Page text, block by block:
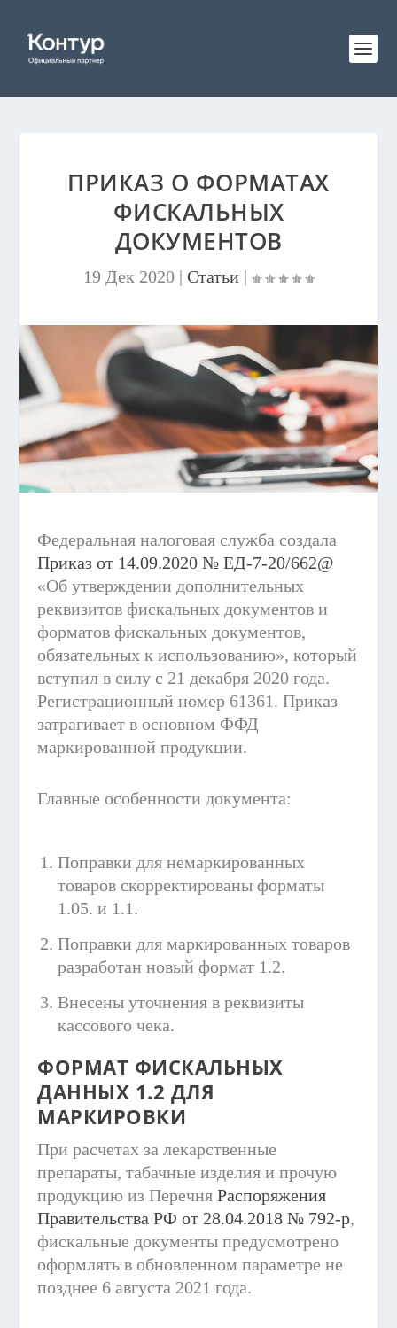
ПРИКАЗ О ФОРМАТАХ
ФИСКАЛЬНЫХ
ДОКУМЕНТОВ
19 Дек 2020 | Статьи |
Федеральная налоговая служба создала
Приказ от 14.09.2020 № ЕД-7-20/662@
«Об утверждении дополнительных
реквизитов фискальных документов и
форматов фискальных документов,
обязательных к использованию», который
вступил в силу с 21 декабря 2020 года.
Регистрационный номер 61361. Приказ
затрагивает в основном ФФД
маркированной продукции.
Главные особенности документа:
Поправки для немаркированных
товаров скорректированы форматы
1.05. и 1.1.
Поправки для маркированных товаров
разработан новый формат 1.2.
Внесены уточнения в реквизиты
кассового чека.
ФОРМАТ ФИСКАЛЬНЫХ
ДАННЫХ 1.2 ДЛЯ
МАРКИРОВКИ
При расчетах за лекарственные
препараты, табачные изделия и прочую
продукцию из ПеречняРаспоряжения
Правительства РФ от 28.04.2018 № 792-р,
фискальные документы предусмотрено
оформлять в обновленном параметре не
позднее 6 августа 2021 года.